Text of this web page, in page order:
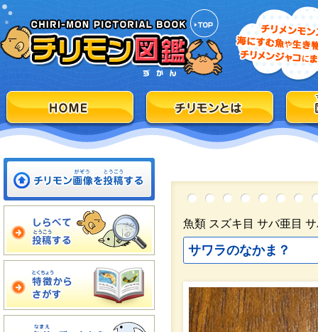
魚類 スズキ目 サバ亜目
サワラのなかま？